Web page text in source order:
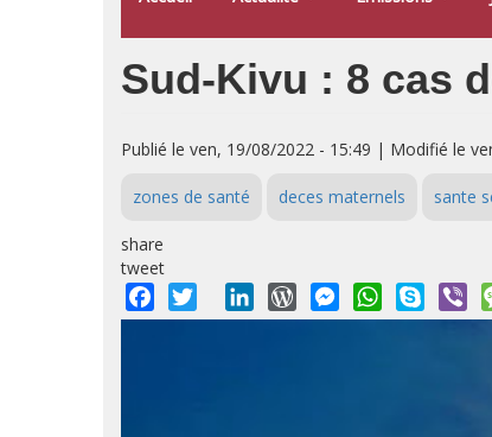
Sud-Kivu : 8 cas
Publié le ven, 19/08/2022 - 15:49 | Modifié le
zones de santé deces maternels sante
share
tweet
Facebook
Twitter LinkedInWordPressMessengerWhatsApp
Skype